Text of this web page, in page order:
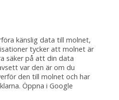
känslig data till molnet,
tycker att molnet är
säker på att din data
var den är om du
den till molnet och har
Öppna i Google